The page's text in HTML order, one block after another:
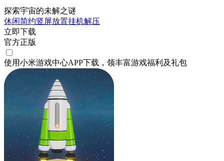
探索宇宙的未解之谜
休闲简约竖屏放置挂机解压
立即下载
官方正版
使用小米游戏中心APP下载 ，领丰富游戏福利 及礼包